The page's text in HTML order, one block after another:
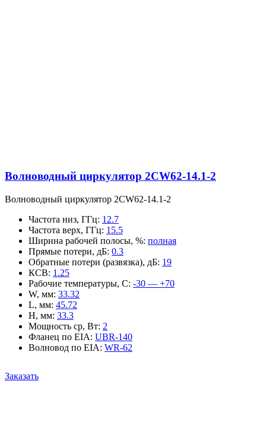
Волноводный циркулятор 2CW62-14.1-2
Волноводный циркулятор 2CW62-14.1-2
Частота низ, ГГц: 12.7
Частота верх, ГГц: 15.5
Ширина рабочей полосы, %: полная
Прямые потери, дБ: 0.3
Обратные потери (развязка), дБ: 19
КСВ: 1.25
Рабочие температуры, С: -30 — +70
W, мм: 33.32
L, мм: 45.72
H, мм: 33.3
Мощность ср, Вт: 2
Фланец по EIA: UBR-140
Волновод по EIA: WR-62
Заказать